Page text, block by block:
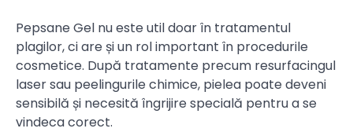
Pepsane Gel nu este util doar în tratamentul
plagilor, ci are și un rol important în procedurile
cosmetice. După tratamente precum resurfacingul
laser sau peelingurile chimice, pielea poate deveni
sensibilă și necesită îngrijire specială pentru a se
vindeca corect.